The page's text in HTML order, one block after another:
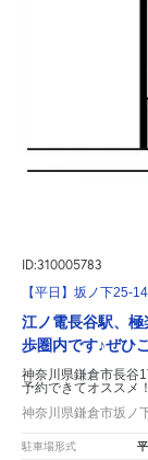
ID:310005783
【平日】坂ノ下25-
江ノ電長谷駅、
歩圏内です♪ぜひ
神奈川県鎌倉市長谷
予約できてオススメ！
神奈川県鎌倉市坂ノ
駐車場形式